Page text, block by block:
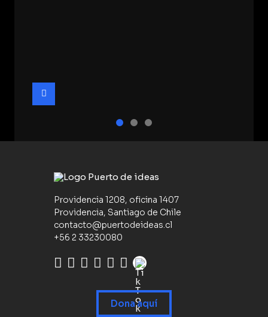
Providencia 1208, oficina 1407
Providencia, Santiago de Chile
contacto@puertodeideas.cl
+56 2 33230080
Dona aquí